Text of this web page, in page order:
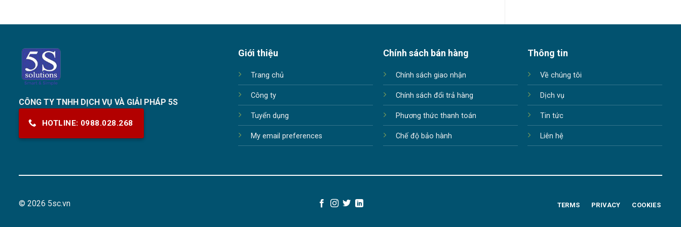
CÔNG TY TNHH DỊCH VỤ VÀ GIẢI PHÁP 5S
HOTLINE: 0988.028.268
Giới thiệu
Trang chủ
Công ty
Tuyển dụng
My email preferences
Chính sách bán hàng
Chính sách giao nhận
Chính sách đổi trả hàng
Phương thức thanh toán
Chế độ bảo hành
Thông tin
Về chúng tôi
Dịch vụ
Tin tức
Liên hệ
© 2026 5sc.vn TERMS PRIVACY COOKIES